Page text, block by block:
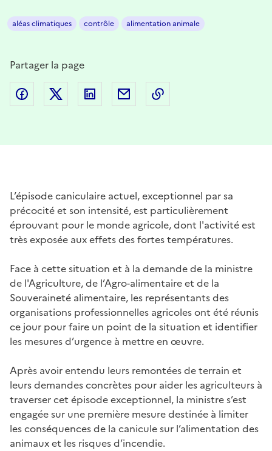
aléas climatiques contrôle alimentation animale
Partager la page
Partager sur Facebook
Partager sur Twitter
Partager sur LinkedIn
Partager par email
L’épisode caniculaire actuel, exceptionnel par sa
précocité et son intensité, est particulièrement
éprouvant pour le monde agricole, dont l'activité est
très exposée aux effets des fortes températures.
Face à cette situation et à la demande de la ministre
de l'Agriculture, de l’Agro-alimentaire et de la
Souveraineté alimentaire, les représentants des
organisations professionnelles agricoles ont été réunis
ce jour pour faire un point de la situation et identifier
les mesures d’urgence à mettre en œuvre.
Après avoir entendu leurs remontées de terrain et
leurs demandes concrètes pour aider les agriculteurs à
traverser cet épisode exceptionnel, la ministre s’est
engagée sur une première mesure destinée à limiter
les conséquences de la canicule sur l’alimentation des
animaux et les risques d’incendie.